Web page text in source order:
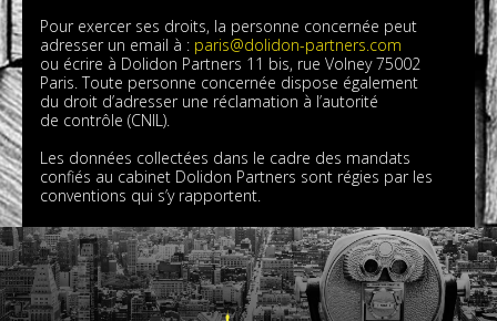
Pour exercer ses droits, la personne concernée peut
adresser un email à : paris@dolidon-partners.com
ou écrire à Dolidon Partners 11 bis, rue Volney 75002
Paris. Toute personne concernée dispose également
du droit d’adresser une réclamation à l’autorité
de contrôle (CNIL).
Les données collectées dans le cadre des mandats
confiés au cabinet Dolidon Partners sont régies par les
conventions qui s’y rapportent.